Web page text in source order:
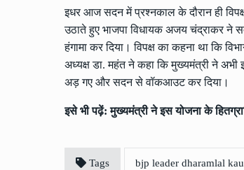
इधर आज सदन में प्रश्नकाल के दौरान ही
उठाते हुए भाजपा विधायक अजय चंद्राकर ने
हंगामा कर दिया। विपक्ष का कहना था कि
अध्यक्ष डा. महंत ने कहा कि मुख्यमंत्री ने अभी
अड़ गए और सदन से वॉकआउट कर दिया।
इसे भी पढ़ें:मुख्यमंत्री ने इस योजना के
Tags bjp leader dharamlal